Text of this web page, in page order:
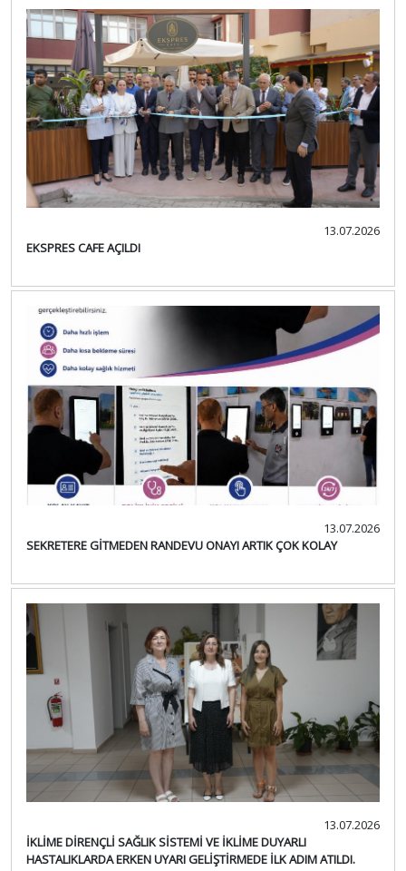
13.07.2026
EKSPRES CAFE AÇILDI
13.07.2026
SEKRETERE GİTMEDEN RANDEVU ONAYI ARTIK ÇOK KOLAY
13.07.2026
İKLİME DİRENÇLİ SAĞLIK SİSTEMİ VE İKLİME DUYARLI
HASTALIKLARDA ERKEN UYARI GELİŞTİRMEDE İLK ADIM ATILDI.